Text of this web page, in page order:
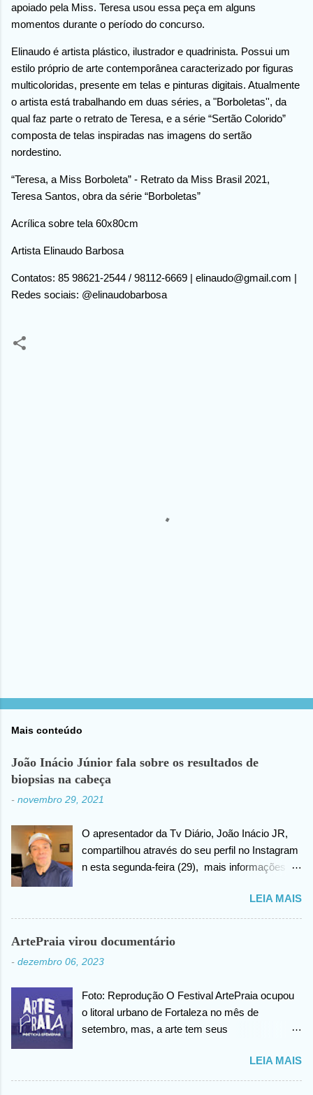
apoiado pela Miss. Teresa usou essa peça em alguns
momentos durante o período do concurso.
Elinaudo é artista plástico, ilustrador e quadrinista. Possui um
estilo próprio de arte contemporânea caracterizado por figuras
multicoloridas, presente em telas e pinturas digitais. Atualmente
o artista está trabalhando em duas séries, a "Borboletas'', da
qual faz parte o retrato de Teresa, e a série “Sertão Colorido”
composta de telas inspiradas nas imagens do sertão
nordestino.
“Teresa, a Miss Borboleta” - Retrato da Miss Brasil 2021,
Teresa Santos, obra da série “Borboletas”
Acrílica sobre tela 60x80cm
Artista Elinaudo Barbosa
Contatos: 85 98621-2544 / 98112-6669 | elinaudo@gmail.com |
Redes sociais: @elinaudobarbosa
Mais conteúdo
João Inácio Júnior fala sobre os resultados de
biopsias na cabeça
- novembro 29, 2021
O apresentador da Tv Diário, João Inácio JR,
compartilhou através do seu perfil no Instagram
n esta segunda-feira (29), mais informações
cabeça há alguns dias atrás. João confirma que
os resultados foram negativos para câncer de
cabeça, posteriormente ele agradece ao criador
outro momento no vídeo compartilhado na
da sua saúde.
LEIA MAIS
ArtePraia virou documentário
- dezembro 06, 2023
Foto: Reprodução O Festival ArtePraia ocupou
o litoral urbano de Fortaleza no mês de
setembro, mas, a arte tem seus
Nesta quinta-feira (07), o festival vai lançar o
mini documentário “ArtePraia: Poéticas
LEIA MAIS